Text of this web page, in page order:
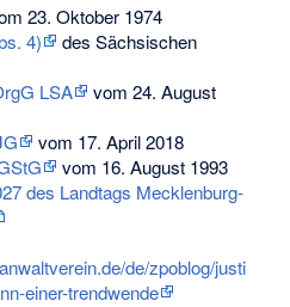
23. Oktober 1974
4)
des Sächsischen
LSA
vom 24. August
vom 17. April 2018
vom 16. August 1993
des Landtags Mecklenburg-
de/zpoblog/justi
einer-trendwende